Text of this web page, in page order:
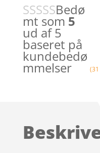
Bedø
mt som 5
ud af 5
baseret på
kundebedø
mmelser (31